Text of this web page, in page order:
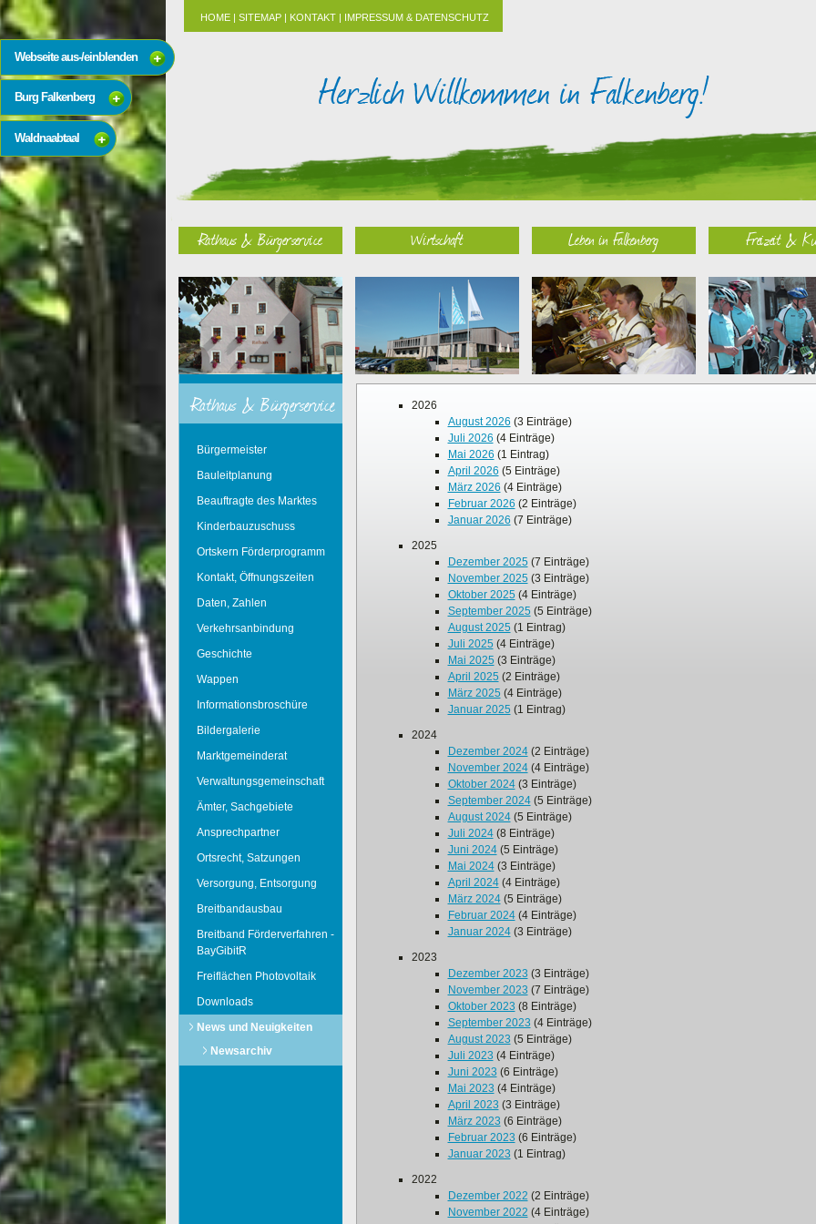
HOME| SITEMAP| KONTAKT| IMPRESSUM & DATENSCHUTZ
Rathaus & Bürgerservice Wirtschaft Leben in Falkenberg Freizeit &
Rathaus & Bürgerservice
Bürgermeister
Bauleitplanung
Beauftragte des Marktes
Kinderbauzuschuss
Ortskern Förderprogramm
Kontakt, Öffnungszeiten
Daten, Zahlen
Verkehrsanbindung
Geschichte
Wappen
Informationsbroschüre
Bildergalerie
Marktgemeinderat
Verwaltungsgemeinschaft
Ämter, Sachgebiete
Ansprechpartner
Ortsrecht, Satzungen
Versorgung, Entsorgung
Breitbandausbau
Breitband Förderverfahren -
BayGibitR
Freiflächen Photovoltaik
Downloads
News und Neuigkeiten
Newsarchiv
2026
August 2026 (3 Einträge)
Juli 2026 (4 Einträge)
Mai 2026 (1 Eintrag)
April 2026 (5 Einträge)
März 2026 (4 Einträge)
Februar 2026 (2 Einträge)
Januar 2026 (7 Einträge)
2025
Dezember 2025(7 Einträge)
November 2025(3 Einträge)
Oktober 2025(4 Einträge)
September 2025(5 Einträge)
August 2025(1 Eintrag)
Juli 2025 (4 Einträge)
Mai 2025 (3 Einträge)
April 2025 (2 Einträge)
März 2025 (4 Einträge)
Januar 2025 (1 Eintrag)
2024
Dezember 2024(2 Einträge)
November 2024(4 Einträge)
Oktober 2024(3 Einträge)
September 2024(5 Einträge)
August 2024(5 Einträge)
Juli 2024(8 Einträge)
Juni 2024(5 Einträge)
Mai 2024(3 Einträge)
April 2024(4 Einträge)
März 2024(5 Einträge)
Februar 2024(4 Einträge)
Januar 2024(3 Einträge)
2023
Dezember 2023 (3 Einträge)
November 2023 (7 Einträge)
Oktober 2023 (8 Einträge)
September 2023 (4 Einträge)
August 2023 (5 Einträge)
Juli 2023 (4 Einträge)
Juni 2023 (6 Einträge)
Mai 2023 (4 Einträge)
April 2023 (3 Einträge)
März 2023 (6 Einträge)
Februar 2023 (6 Einträge)
Januar 2023 (1 Eintrag)
2022
Dezember 2022 (2 Einträge)
November 2022 (4 Einträge)
Webseite aus-/einblenden
Burg Falkenberg
Waldnaabtaal